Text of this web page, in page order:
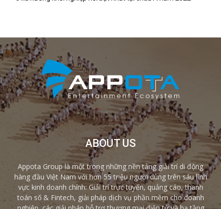
ABOUT US
Appota Group là một trong những nền tảng giải trí di động
hàng đầu Việt Nam với hơn 55 triệu người dùng trên sáu lĩnh
vực kinh doanh chính: Giải trí trực tuyến, quảng cáo, thanh
toán số & Fintech, giải pháp dịch vụ phần mềm cho doanh